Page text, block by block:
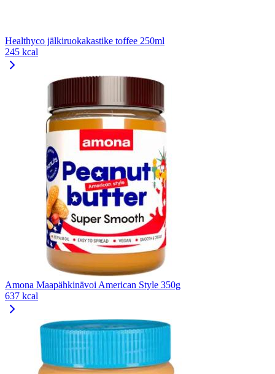
Healthyco jälkiruokakastike toffee 250ml
245 kcal
Amona Maapähkinävoi American Style 350g
637 kcal